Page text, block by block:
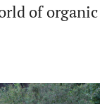
of organic